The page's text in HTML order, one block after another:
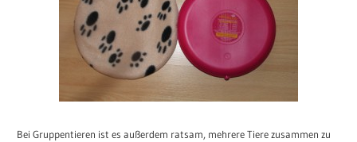
Bei Gruppentieren ist es außerdem ratsam, mehrere Tiere zusammen zu